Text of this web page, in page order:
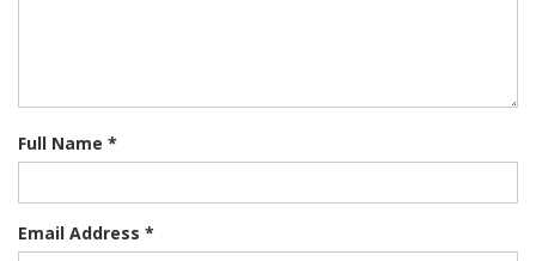
Full Name *
Email Address *